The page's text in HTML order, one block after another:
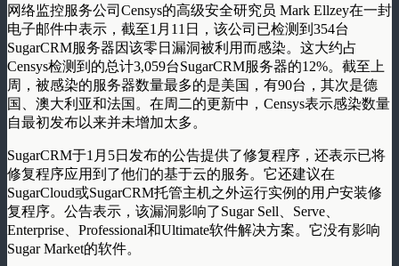
网络监控服务公司Censys的高级安全研究员 Mark Ellzey在一封
电子邮件中表示，截至1月11日，该公司已检测到354台
SugarCRM服务器因该零日漏洞被利用而感染。这大约占
Censys检测到的总计3,059台SugarCRM服务器的12%。截至上
周，被感染的服务器数量最多的是美国，有90台，其次是德
国、澳大利亚和法国。在周二的更新中，Censys表示感染数量
自最初发布以来并未增加太多。
SugarCRM于1月5日发布的公告提供了修复程序，还表示已将
修复程序应用到了他们的基于云的服务。它还建议在
SugarCloud或SugarCRM托管主机之外运行实例的用户安装修
复程序。公告表示，该漏洞影响了Sugar Sell、Serve、
Enterprise、Professional和Ultimate软件解决方案。它没有影响
Sugar Market的软件。